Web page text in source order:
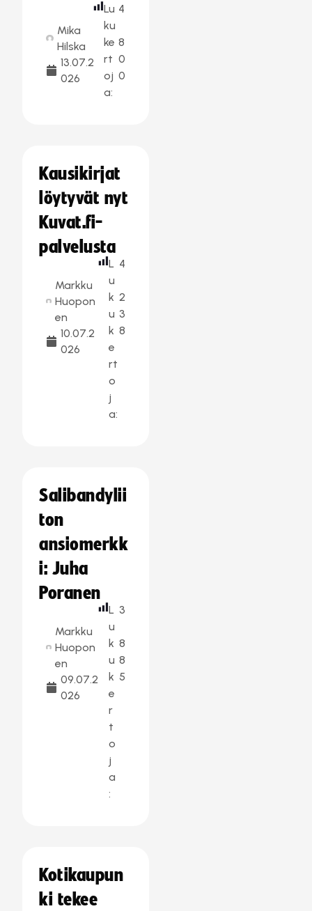
Mika
Hilska
13.07.2
026
Lu
ku
ke
rt
oj
a:
4
8
0
0
Kausikirjat
löytyvät nyt
Kuvat.fi-
palvelusta
Markku
Huopon
en
10.07.2
026
L
u
k
u
k
e
rt
o
j
a:
4
2
3
8
Salibandylii
ton
ansiomerkk
i: Juha
Poranen
Markku
Huopon
en
09.07.2
026
L
u
k
u
k
e
r
t
o
j
a
:
3
8
8
5
Kotikaupun
ki tekee